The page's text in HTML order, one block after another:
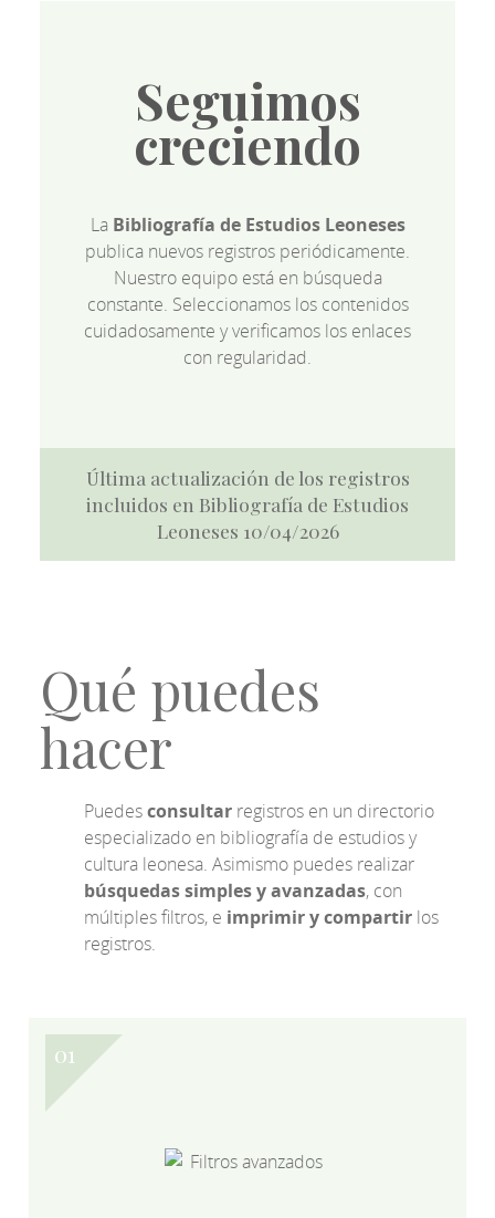
Seguimos
creciendo
La Bibliografía de Estudios Leoneses
publica nuevos registros periódicamente.
Nuestro equipo está en búsqueda
constante. Seleccionamos los contenidos
cuidadosamente y verificamos los enlaces
con regularidad.
Última actualización de los registros
incluidos en Bibliografía de Estudios
Leoneses 10/04/2026
Qué puedes
hacer
Puedesconsultar registros en un directorio
especializado en bibliografía de estudios y
cultura leonesa. Asimismo puedes realizar
búsquedas simples y avanzadas, con
múltiples filtros, e imprimir y compartir los
registros.